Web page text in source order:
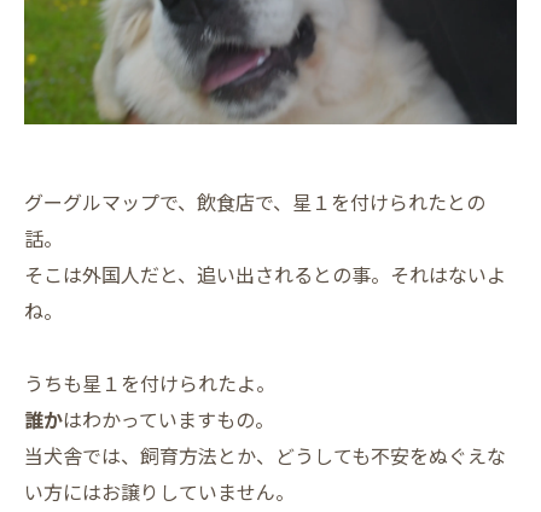
グーグルマップで、飲食店で、星１を付けられたとの
話。
そこは外国人だと、追い出されるとの事。それはないよ
ね。
うちも星１を付けられたよ。
誰かはわかっていますもの。
当犬舎では、飼育方法とか、どうしても不安をぬぐえな
い方にはお譲りしていません。